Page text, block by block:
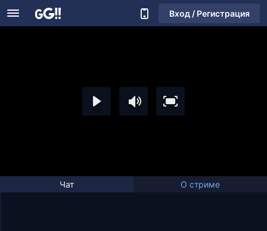
Вход / Регистрация
Чат О стриме